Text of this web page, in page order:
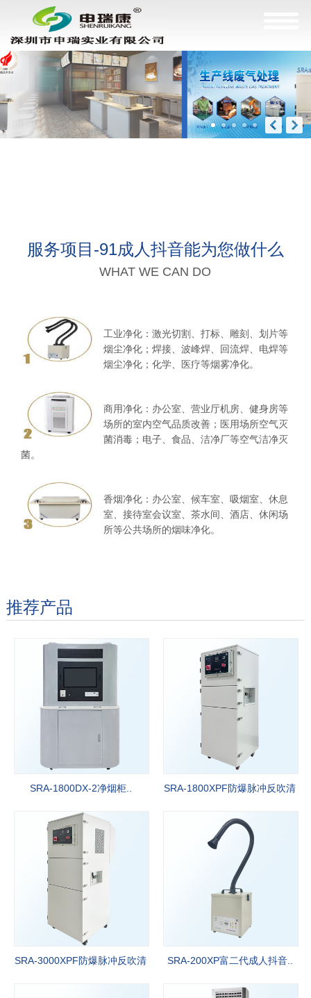
服务项目-91成人抖音能为您做什么
WHAT WE CAN DO
工业净化：激光切割、打标、雕刻、划片等
烟尘净化；焊接、波峰焊、回流焊、电焊等
烟尘净化；化学、医疗等烟雾净化。
商用净化：办公室、营业厅机房、健身房等
场所的室内空气品质改善；医用场所空气灭
菌消毒；电子、食品、洁净厂等空气洁净灭
菌。
香烟净化：办公室、候车室、吸烟室、休息
室、接待室会议室、茶水间、酒店、休闲场
所等公共场所的烟味净化。
推荐产品
准时交货期，以满足91成人抖音客户的需要。
SRA-1800DX-2净烟柜.. SRA-1800XPF防爆脉冲反吹清
SRA-3000XPF防爆脉冲反吹清 SRA-200XP富二代成人抖音..